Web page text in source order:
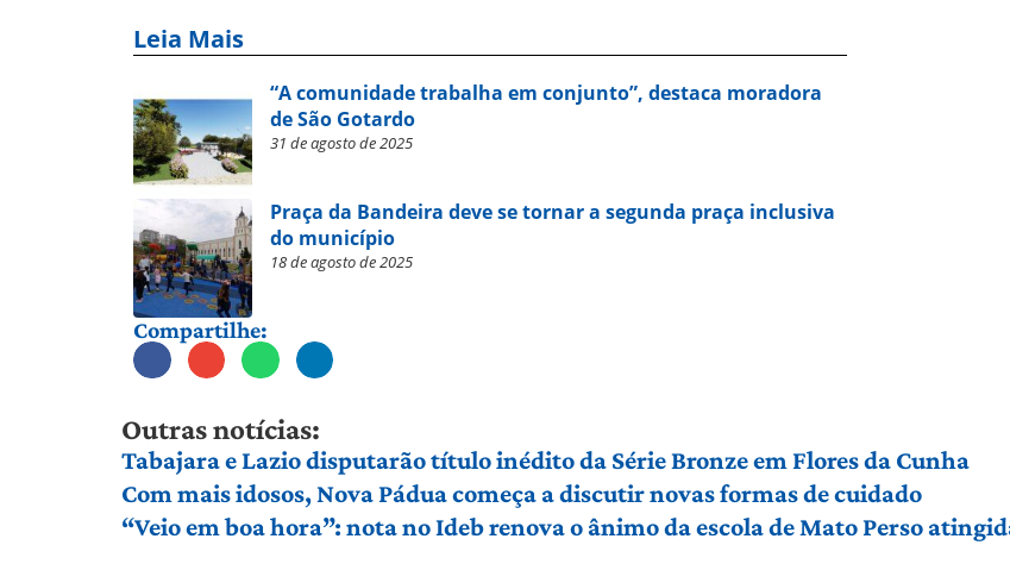
Leia Mais
“A comunidade trabalha em conjunto”, destaca moradora
de São Gotardo
31 de agosto de 2025
Praça da Bandeira deve se tornar a segunda praça inclusiva
do município
18 de agosto de 2025
Compartilhe:
Outras notícias:
Tabajara e Lazio disputarão título inédito da Série Bronze em Flores da Cunha
Com mais idosos, Nova Pádua começa a discutir novas formas de cuidado
“Veio em boa hora”: nota no Ideb renova o ânimo da escola de Mato Perso